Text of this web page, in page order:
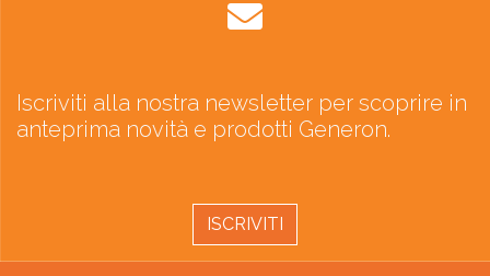
Iscriviti alla nostra newsletter per scoprire in
anteprima novità e prodotti Generon.
ISCRIVITI